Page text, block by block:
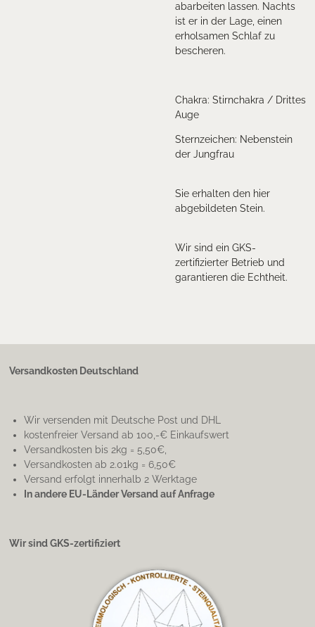
abarbeiten lassen. Nachts
ist er in der Lage, einen
erholsamen Schlaf zu
bescheren.
Chakra: Stirnchakra / Drittes
Auge
Sternzeichen: Nebenstein
der Jungfrau
Sie erhalten den hier
abgebildeten Stein.
Wir sind ein GKS-
zertifizierter Betrieb und
garantieren die Echtheit.
Versandkosten Deutschland
Wir versenden mit Deutsche Post und DHL
kostenfreier Versand ab 100,-€ Einkaufswert
Versandkosten bis 2kg = 5,50€,
Versandkosten ab 2.01kg = 6,50€
Versand erfolgt innerhalb 2 Werktage
In andere EU-Länder Versand auf Anfrage
Wir sind GKS-zertifiziert